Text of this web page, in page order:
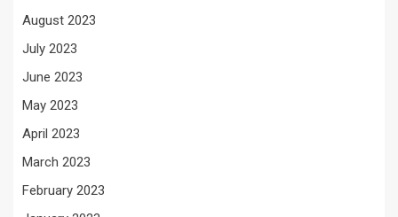
August 2023
July 2023
June 2023
May 2023
April 2023
March 2023
February 2023